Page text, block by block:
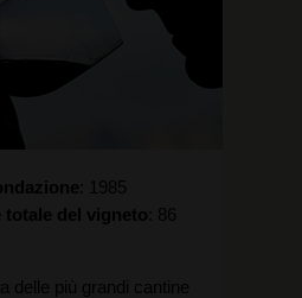
1985
totale del vigneto 86
delle più grandi cantine